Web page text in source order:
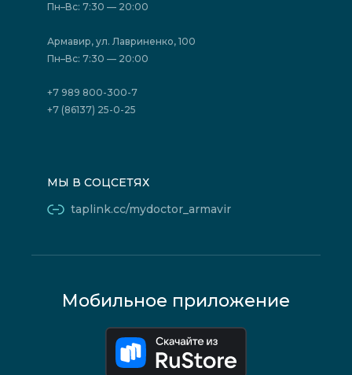
Политика конфиденциальности
Акции
Отзывы
Государственные программы
Юридическим лицам
Пн–Вс: 7:30 — 20:00
Армавир, ул. Лавриненко, 100
Пн–Вс: 7:30 — 20:00
+7 989 800-300-7
+7 (86137) 25-0-25
МЫ В СОЦСЕТЯХ
taplink.cc/mydoctor_armavir
Мобильное приложение